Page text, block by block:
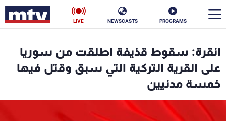
PROGRAMS
NEWSCASTS
LIVE
انقرة: سقوط قذيفة اطلقت من سوريا
على القرية التركية التي سبق وقتل فيها
خمسة مدنيين
الأخبار
سياسة
إقتصاد فن